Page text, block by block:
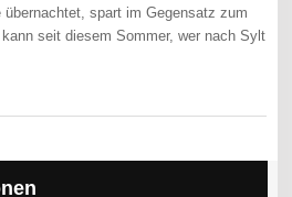
übernachtet, spart im Gegensatz zum
seit diesem Sommer, wer nach Sylt